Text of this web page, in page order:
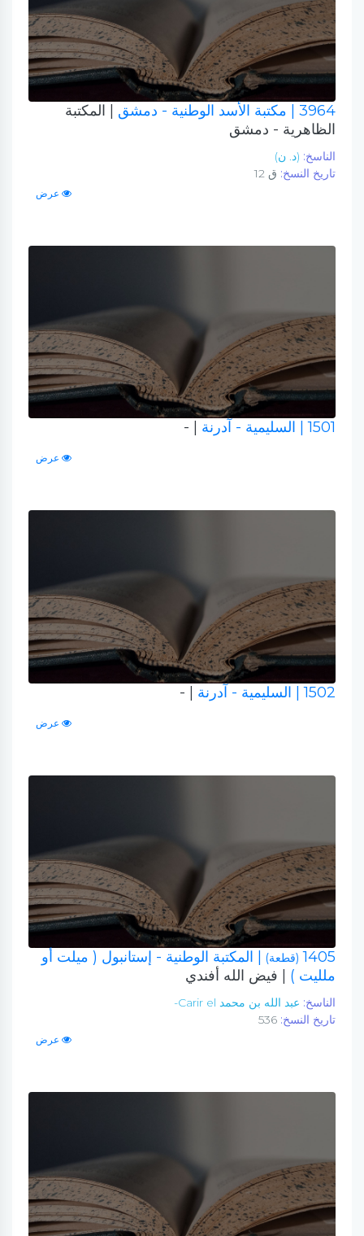
3964 | مكتبة الأسد الوطنية - دمشق
| المكتبة
الظاهرية - دمشق
الناسخ: (د. ن)
تاريخ النسخ: ق 12
عرض
1501 | السليمية - آدرنة | -
عرض
1502 | السليمية - آدرنة | -
عرض
1405 (قطعة)
| المكتبة الوطنية - إستانبول ( ميلت أو
ملليت )
| فيض الله أفندي
الناسخ: عبد الله بن محمد Carir el-
تاريخ النسخ:
عرض